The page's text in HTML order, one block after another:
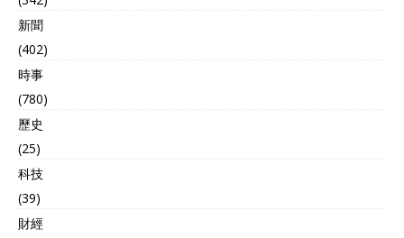
新聞
(402)
時事
(780)
歷史
(25)
科技
(39)
財經